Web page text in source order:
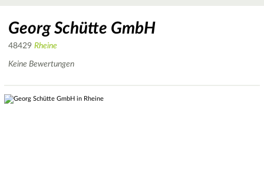
Georg Schütte GmbH
48429 Rheine
Keine Bewertungen